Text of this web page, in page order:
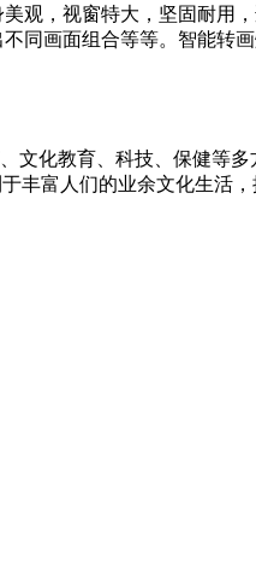
观，视窗特大，坚固耐用
同画面组合等等。智能转
文化教育、科技、保健等
丰富人们的业余文化生活